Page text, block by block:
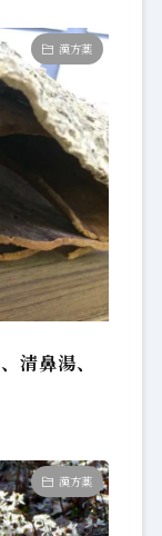
漢方薬
清鼻湯、
漢方薬